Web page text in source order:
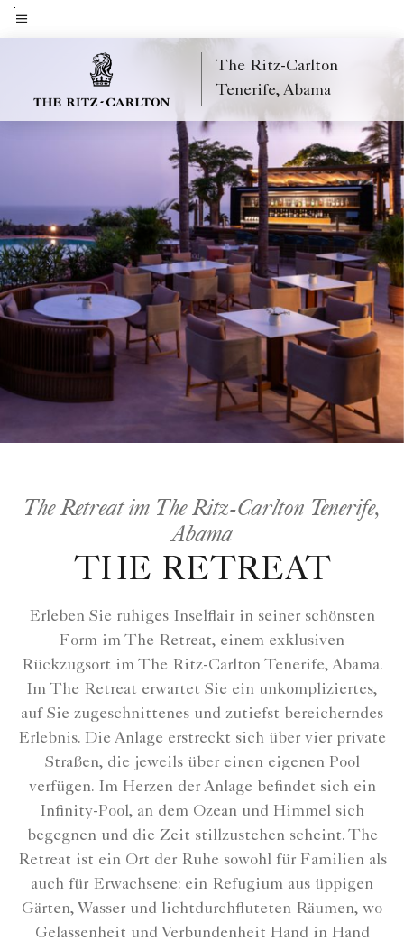
Skip
toMenütext
The Ritz-Carlton
Tenerife, Abama
The Retreat im The Ritz-Carlton Tenerife,
Abama
THE RETREAT
Erleben Sie ruhiges Inselflair in seiner schönsten
Form im The Retreat, einem exklusiven
Rückzugsort im The Ritz-Carlton Tenerife, Abama.
Im The Retreat erwartet Sie ein unkompliziertes,
auf Sie zugeschnittenes und zutiefst bereicherndes
Erlebnis. Die Anlage erstreckt sich über vier private
Straßen, die jeweils über einen eigenen Pool
verfügen. Im Herzen der Anlage befindet sich ein
Infinity-Pool, an dem Ozean und Himmel sich
begegnen und die Zeit stillzustehen scheint. The
Retreat ist ein Ort der Ruhe sowohl für Familien als
auch für Erwachsene: ein Refugium aus üppigen
Gärten, Wasser und lichtdurchfluteten Räumen, wo
Gelassenheit und Verbundenheit Hand in Hand